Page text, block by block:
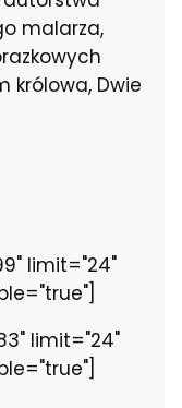
malarza,
królowa, Dwie
limit="24"
limit="24"